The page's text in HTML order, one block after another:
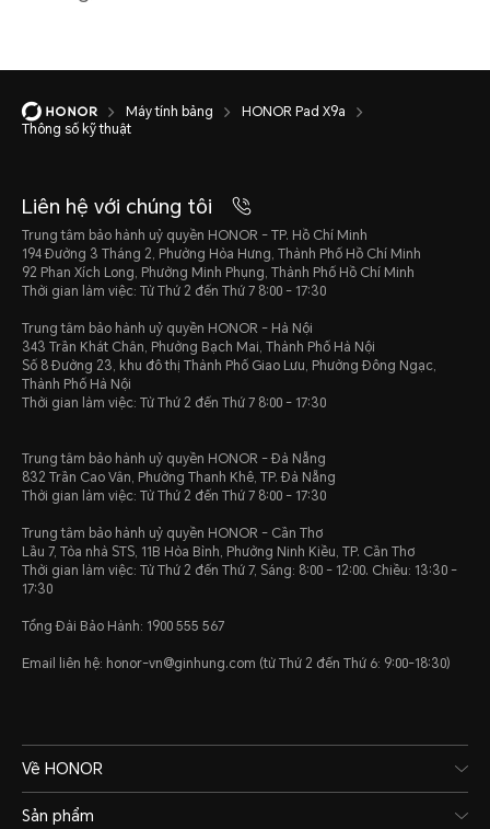
Camera
8MP (Fno2.0 AF)
Lưu ý: Các pixel của ảnh có chế độ
thể khác nhau, vui lòng tham khảo
5MP (Fno2.2 FF)
Lưu ý: Các pixel của ảnh có chế độ
Máy tính bảng
HONOR Pad X9a
Thông số kỹ thuật
Liên hệ với chúng tôi
Trung tâm bảo hành uỷ quyền HONOR - TP. Hồ Chí Minh
194 Đường 3 Tháng 2, Phường Hòa Hưng, Thành Phố Hồ Chí Minh
92 Phan Xích Long, Phường Minh Phụng, Thành Phố Hồ Chí Minh
Thời gian làm việc: Từ Thứ 2 đến Thứ 7 8:00 - 17:30
Trung tâm bảo hành uỷ quyền HONOR - Hà Nội
343 Trần Khát Chân, Phường Bạch Mai, Thành Phố Hà Nội
Số 8 Đường 23, khu đô thị Thành Phố Giao Lưu, Phường Đông Ngạc,
Thành Phố Hà Nội
Thời gian làm việc: Từ Thứ 2 đến Thứ 7 8:00 - 17:30
Trung tâm bảo hành uỷ quyền HONOR - Đà Nẵng
832 Trần Cao Vân, Phường Thanh Khê, TP. Đà Nẵng
Thời gian làm việc: Từ Thứ 2 đến Thứ 7 8:00 - 17:30
Trung tâm bảo hành uỷ quyền HONOR - Cần Thơ
Lầu 7, Tòa nhà STS, 11B Hòa Bình, Phường Ninh Kiều, TP. Cần Thơ
Thời gian làm việc: Từ Thứ 2 đến Thứ 7, Sáng: 8:00 - 12:00. Chiều: 13:30 -
17:30
Tổng Đài Bảo Hành: 1900 555 567
Email liên hệ: honor-vn@ginhung.com (từ Thứ 2 đến Thứ 6: 9:00-18:30)
Về HONOR
Sản phẩm